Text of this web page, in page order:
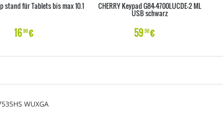
stand für Tablets bis max 10.1
1690€
CHERRY Keypad G84-4700LUCDE-2 ML
USB schwarz
5950€
WUXGA